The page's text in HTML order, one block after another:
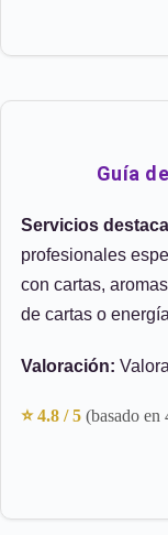
Guía
Servicios
profesionales
con cartas,
de cartas o
Valoración:
⭐ 4.8 / 5 (basado en